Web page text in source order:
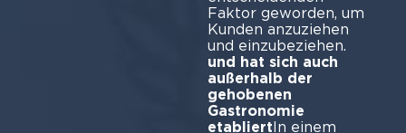
Faktor geworden, um
Kunden anzuziehen
und einzubeziehen.
und hat sich auch
außerhalb der
gehobenen
Gastronomie
etabliertIn einem